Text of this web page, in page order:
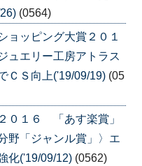
(0564)
ョッピング大賞２０１
ュエリー工房アトラス
ＣＳ向上('19/09/19) (05
０１６ 「あす楽賞」
野「ジャンル賞」〉エ
化('19/09/12) (0562)